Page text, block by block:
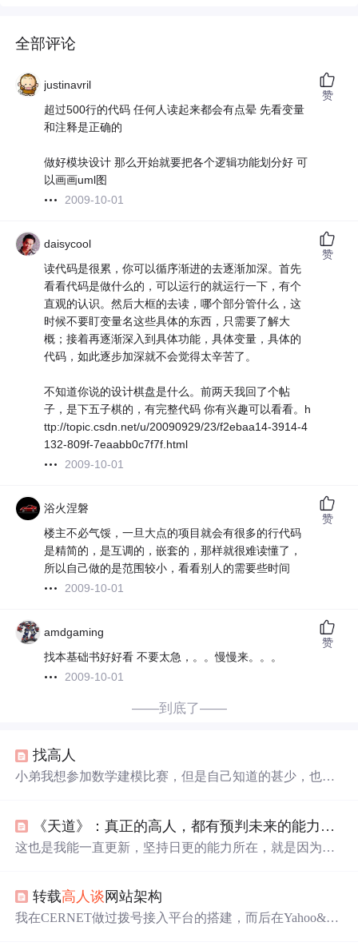
全部评论
justinavril
超过500行的代码 任何人读起来都会有点晕 先看变量
和注释是正确的
做好模块设计 那么开始就要把各个逻辑功能划分好 可
以画画uml图
2009-10-01
赞
daisycool
读代码是很累，你可以循序渐进的去逐渐加深。首先
看看代码是做什么的，可以运行的就运行一下，有个
直观的认识。然后大框的去读，哪个部分管什么，这
时候不要盯变量名这些具体的东西，只需要了解大
概；接着再逐渐深入到具体功能，具体变量，具体的
代码，如此逐步加深就不会觉得太辛苦了。
不知道你说的设计棋盘是什么。前两天我回了个帖
子，是下五子棋的，有完整代码 你有兴趣可以看看。h
ttp://topic.csdn.net/u/20090929/23/f2ebaa14-3914-4
132-809f-7eaabb0c7f7f.html
2009-10-01
赞
浴火涅磐
楼主不必气馁，一旦大点的项目就会有很多的行代码
是精简的，是互调的，嵌套的，那样就很难读懂了，
所以自己做的是范围较小，看看别人的需要些时间
2009-10-01
赞
amdgaming
找本基础书好好看 不要太急，。。慢慢来。。。
2009-10-01
赞
——到底了——
找高人
小弟我想参加数学建模比赛，但是自己知道的甚少，也没
《天道》：真正的高人，都有预判未来的能力！困住你的并不是认知
这也是我能一直更新，坚持日更的能力所在，就是因为我
我能一直写《天道》的解读文章，一直更新到今天，总共
写了570篇原创文章的缘故。其实，我再给自己写解读《天
转载高人谈 网站架构
我在CERNET做过拨号接入平台的搭建，而后在Yahoo&37